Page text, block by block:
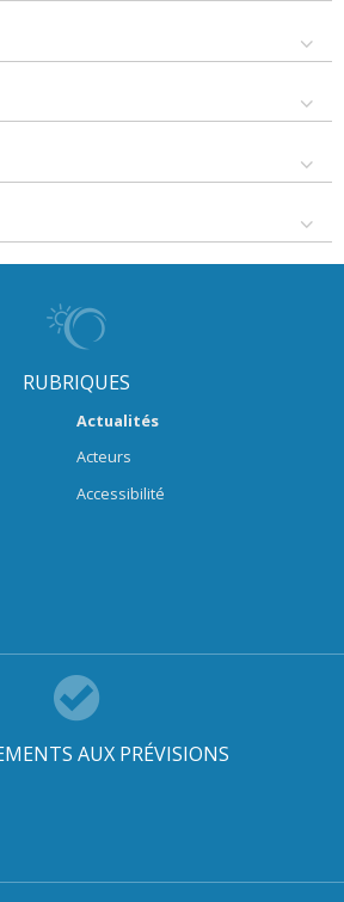
RUBRIQUES
Actualités
Acteurs
Accessibilité
AUX PRÉVISIONS